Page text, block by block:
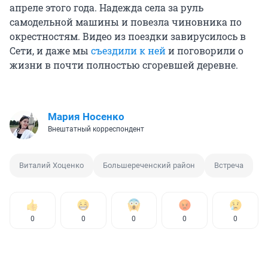
апреле этого года. Надежда села за руль
самодельной машины и повезла чиновника по
окрестностям. Видео из поездки завирусилось в
Сети, и даже мы съездили к нейи поговорили о
жизни в почти полностью сгоревшей деревне.
Мария Носенко
Внештатный корреспондент
Виталий Хоценко Большереченский район Встреча
0 0 0 0 0